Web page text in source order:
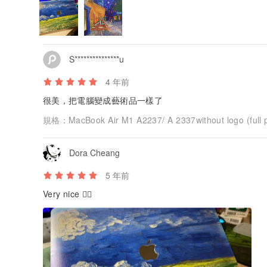
S***************u
4 年前
很美，把電腦變成藝術品一樣了
規格： MacBook Air M1 A2237/ A 2337without logo (full
Dora Cheang
5 年前
Very nice 👍🏻